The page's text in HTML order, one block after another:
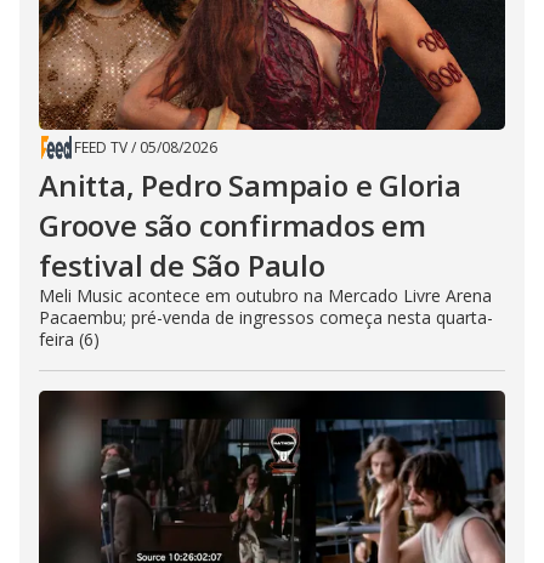
FEED TV/ 05/08/2026
Anitta, Pedro Sampaio e Gloria
Groove são confirmados em
festival de São Paulo
Meli Music acontece em outubro na Mercado Livre Arena
Pacaembu; pré-venda de ingressos começa nesta quarta-
feira (6)